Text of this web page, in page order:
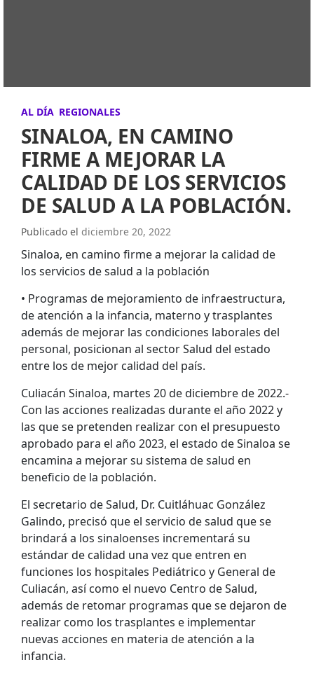
AL DÍA REGIONALES
SINALOA, EN CAMINO
FIRME A MEJORAR LA
CALIDAD DE LOS SERVICIOS
DE SALUD A LA POBLACIÓN.
Publicado el diciembre 20, 2022
Sinaloa, en camino firme a mejorar la calidad de
los servicios de salud a la población
• Programas de mejoramiento de infraestructura,
de atención a la infancia, materno y trasplantes
además de mejorar las condiciones laborales del
personal, posicionan al sector Salud del estado
entre los de mejor calidad del país.
Culiacán Sinaloa, martes 20 de diciembre de 2022.-
Con las acciones realizadas durante el año 2022 y
las que se pretenden realizar con el presupuesto
aprobado para el año 2023, el estado de Sinaloa se
encamina a mejorar su sistema de salud en
beneficio de la población.
El secretario de Salud, Dr. Cuitláhuac González
Galindo, precisó que el servicio de salud que se
brindará a los sinaloenses incrementará su
estándar de calidad una vez que entren en
funciones los hospitales Pediátrico y General de
Culiacán, así como el nuevo Centro de Salud,
además de retomar programas que se dejaron de
realizar como los trasplantes e implementar
nuevas acciones en materia de atención a la
infancia.